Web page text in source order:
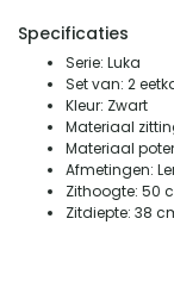
Specificaties
Serie: Luka
Set van: 2
Kleur: Zwart
Materiaal
Materiaal
Afmetingen:
Zithoogte: 50
Zitdiepte: 38